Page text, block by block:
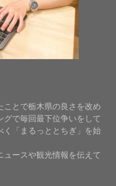
ことで栃木県の良さを改め
グで毎回最下位争いをして
く「まるっととちぎ」を始
ュースや観光情報を伝えて